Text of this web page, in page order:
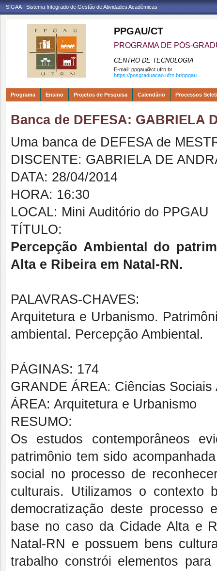
SIGAA - Sistema Integrado de Gestão de Atividades Acadêmicas
PPGAU/CT
PROGRAMA DE PÓS-
CENTRO DE TECNOLOGIA
E-mail: ppgau@ct.ufrn.br
https://posgraduacao.ufrn.br/ppgau
Programa Ensino Projetos de Pesquisa Calendário Processos
Banca de DEFESA: GABRIELA
Uma banca de DEFESA de
DISCENTE: GABRIELA DE
DATA: 28/04/2014
HORA: 16:30
LOCAL: Mini Auditório do PPGAU
TÍTULO:
Percepção Ambiental do
Alta e Ribeira em Natal-RN.
PALAVRAS-CHAVES:
Arquitetura e Urbanismo.
ambiental. Percepção Ambiental.
PÁGINAS: 174
GRANDE ÁREA: Ciências Sociais
ÁREA: Arquitetura e Urbanismo
RESUMO:
Os estudos contemporâneos
patrimônio tem sido
social no processo de
culturais. Utilizamos o contexto
democratização deste processo
base no caso da Cidade Alta e
Natal-RN e possuem bens
trabalho constrói elementos